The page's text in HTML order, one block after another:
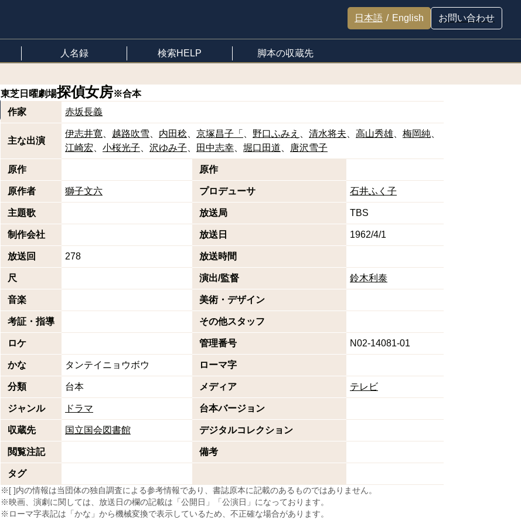
日本語 / English お問い合わせ
人名録 検索HELP 脚本の収蔵先
東芝日曜劇場探偵女房※合本
作家
赤坂長義
主な出演
伊志井寛 越路吹雪 内田稔 京塚昌子「 野口ふみえ 清水将夫 高山秀雄
梅岡純
江崎宏
小桜光子 沢ゆみ子 田中志幸 堀口田道 唐沢雪子
原作 原作
原作者 獅子文六 プロデューサ 石井ふく子
主題歌 放送局 TBS
制作会社 放送日 1962/4/1
放送回 278 放送時間
尺 演出/監督 鈴木利泰
音楽 美術・デザイン
考証・指導 その他スタッフ
ロケ 管理番号 N02-14081-01
かな タンテイニョウボウ ローマ字
分類 台本 メディア テレビ
ジャンル ドラマ 台本バージョン
収蔵先 国立国会図書館 デジタルコレクション
閲覧注記 備考
タグ
※[ ]内の情報は当団体の独自調査による参考情報であり、書誌原本に記載のあるものではありません。
※映画、演劇に関しては、放送日の欄の記載は「公開日」「公演日」になっております。
※ローマ字表記は「かな」から機械変換で表示しているため、不正確な場合があります。